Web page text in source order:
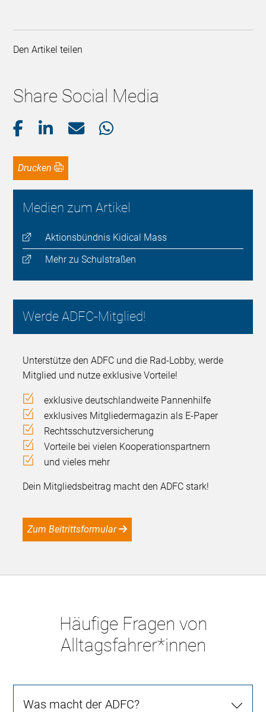
Den Artikel teilen
Share Social Media
Drucken
Medien zum Artikel
Aktionsbündnis Kidical Mass
Mehr zu Schulstraßen
Werde ADFC-Mitglied!
Unterstütze den ADFC und die Rad-Lobby, werde
Mitglied und nutze exklusive Vorteile!
exklusive deutschlandweite Pannenhilfe
exklusives Mitgliedermagazin als E-Paper
Rechtsschutzversicherung
Vorteile bei vielen Kooperationspartnern
und vieles mehr
Dein Mitgliedsbeitrag macht den ADFC stark!
Zum Beitrittsformular
Häufige Fragen von
Alltagsfahrer*innen
Was macht der ADFC?